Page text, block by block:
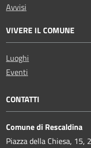
Avvisi
VIVERE IL COMUNE
Luoghi
Eventi
CONTATTI
Comune di Rescaldina
Piazza della Chiesa, 15,